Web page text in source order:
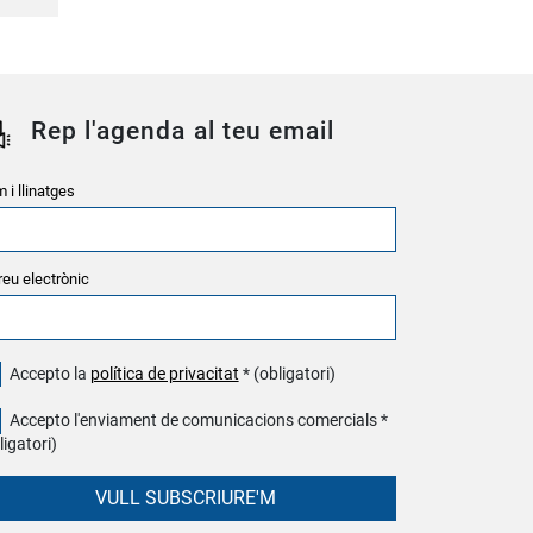
Rep l'agenda al teu email
i llinatges
electrònic
Accepto la política de privacitat * (obligatori)
Accepto l'enviament de comunicacions comercials *
VULL SUBSCRIURE'M